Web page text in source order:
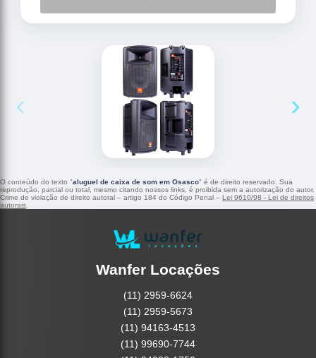
‹ ›
O conteúdo do texto "aluguel de caixa de som em Osasco" é de direito reservado. Sua
reprodução, parcial ou total, mesmo citando nossos links, é proibida sem a autorização do autor.
Crime de violação de direito autoral – artigo 184 do Código Penal – Lei 9610/98 - Lei de direitos
autorais
Wanfer Locações
(11) 2959-6624
(11) 2959-5673
(11) 94163-4513
(11) 99690-7744